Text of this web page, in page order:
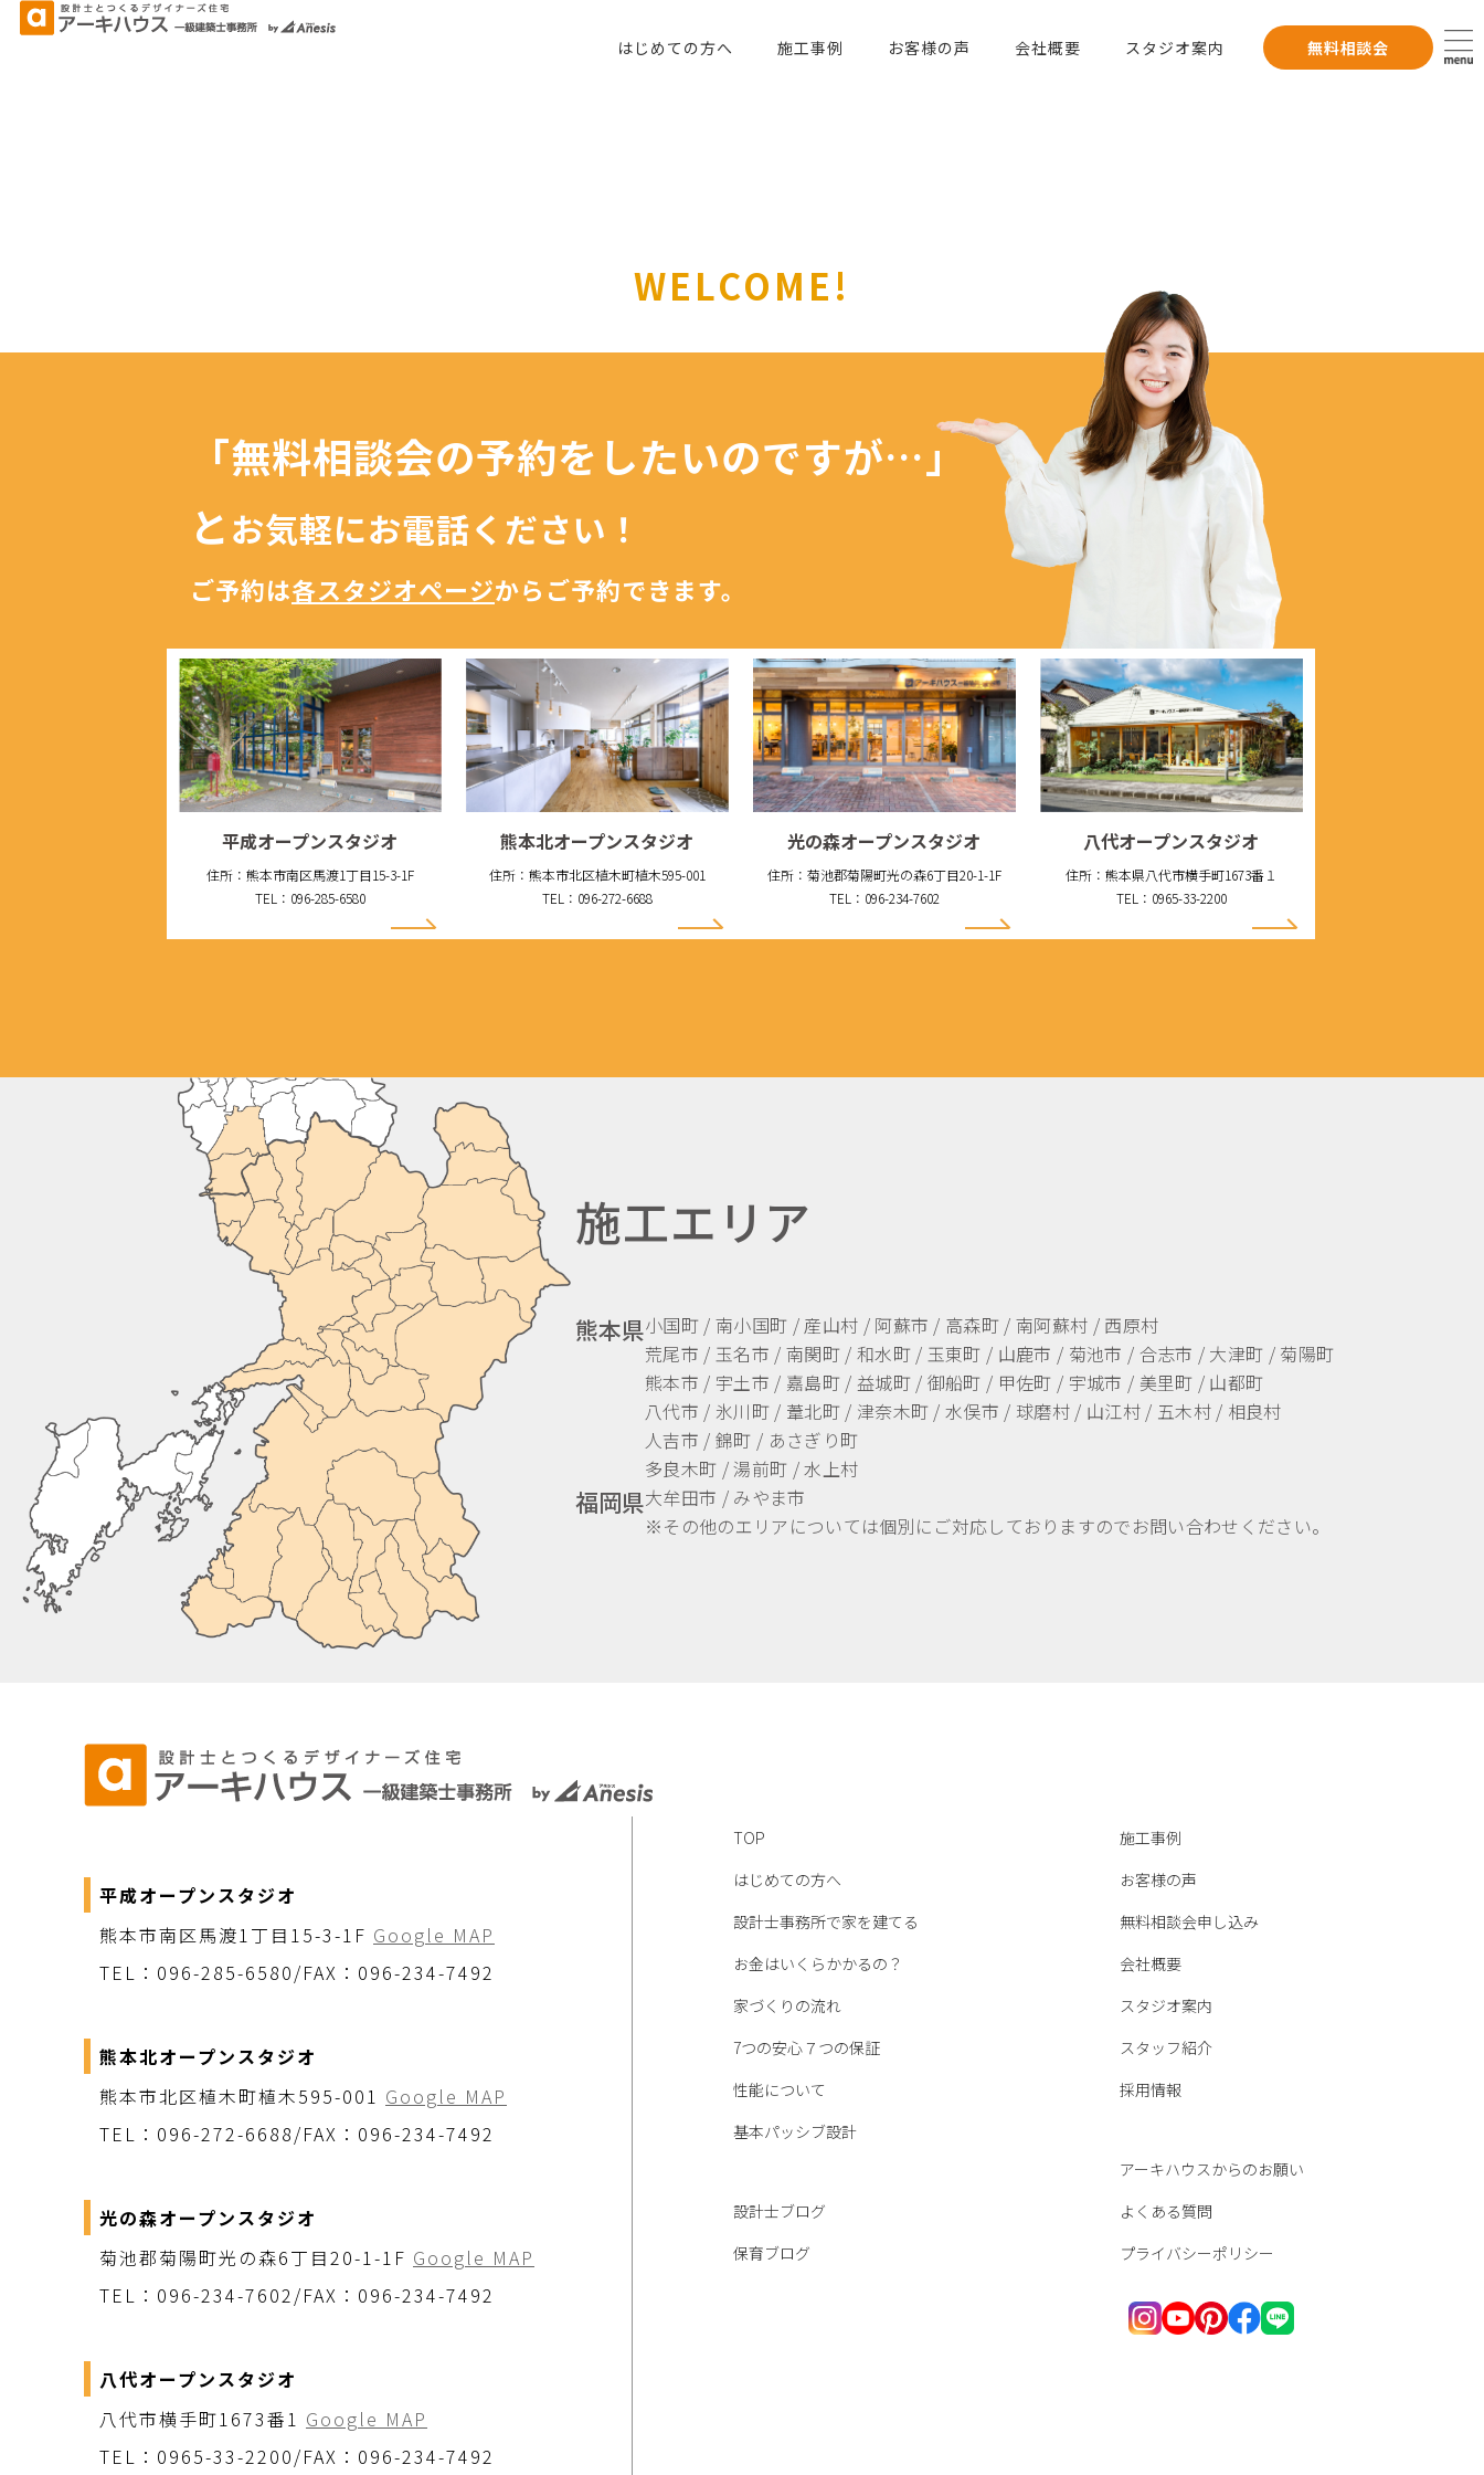
はじめての方へ 施工事例 お客様の声 会社概要 スタジオ案内 無料相談会
WELCOME!
「無料相談会の予約を したいのですが…」
とお気軽にお電話ください！
ご予約は各スタジオページからご予約できます。
平成オープンスタジオ
住所：熊本市南区馬渡1丁目15-3-1F
TEL：096-285-6580
熊本北オープンスタジオ
住所：熊本市北区植木町植木595-001
TEL：096-272-6688
光の森オープンスタジオ
住所：菊池郡菊陽町光の森6丁目20-1-1F
TEL：096-234-7602
八代オープンスタジオ
住所：熊本県八代市横手町1673番１
TEL：0965-33-2200
施工エリア
熊本県小国町 / 南小国町 / 産山村 / 阿蘇市 / 高森町 / 南阿蘇村 / 西原村
荒尾市 / 玉名市 / 南関町 / 和水町 / 玉東町 / 山鹿市 / 菊池市 / 合志市 / 大津町 / 菊陽町
熊本市 / 宇土市 / 嘉島町 / 益城町 / 御船町 / 甲佐町 / 宇城市 / 美里町 / 山都町
八代市 / 氷川町 / 葦北町 / 津奈木町 / 水俣市 / 球磨村 / 山江村 / 五木村 / 相良村
人吉市 / 錦町 / あさぎり町
多良木町 / 湯前町 / 水上村
福岡県大牟田市 / みやま市
※その他のエリアについては個別にご対応しておりますのでお問い合わせください。
平成オープンスタジオ
熊本市南区馬渡1丁目15-3-1F Google MAP
TEL：096-285-6580/FAX：096-234-7492
熊本北オープンスタジオ
熊本市北区植木町植木595-001 Google MAP
TEL：096-272-6688/FAX：096-234-7492
光の森オープンスタジオ
菊池郡菊陽町光の森6丁目20-1-1F Google MAP
TEL：096-234-7602/FAX：096-234-7492
八代オープンスタジオ
八代市横手町1673番1 Google MAP
TEL：0965-33-2200/FAX：096-234-7492
TOP
はじめての方へ
設計士事務所で家を建てる
お金はいくらかかるの？
家づくりの流れ
7つの安心７つの保証
性能について
基本パッシブ設計
設計士ブログ
保育ブログ
施工事例
お客様の声
無料相談会申し込み
会社概要
スタジオ案内
スタッフ紹介
採用情報
アーキハウスからのお願い
よくある質問
プライバシーポリシー